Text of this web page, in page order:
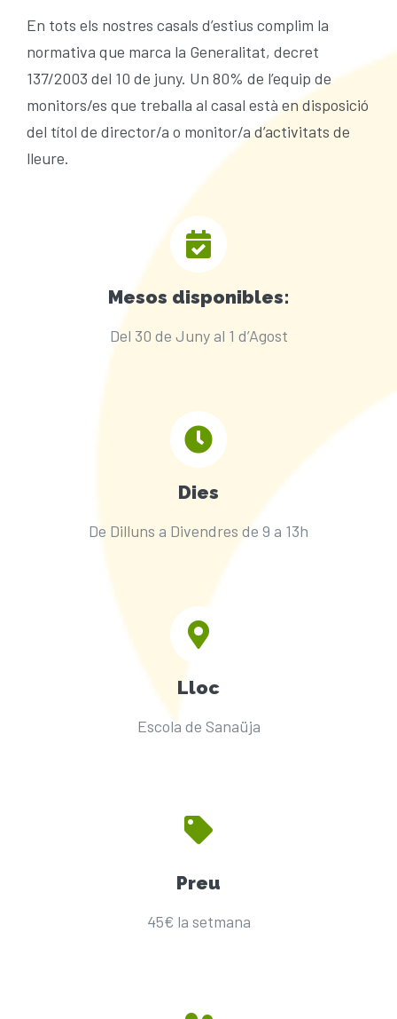
En tots els nostres casals d’estius complim la
normativa que marca la Generalitat, decret
137/2003 del 10 de juny. Un 80% de l’equip de
monitors/es que treballa al casal està en disposició
del títol de director/a o monitor/a d’activitats de
lleure.
Mesos disponibles:
Del 30 de Juny al 1 d’Agost
Dies
De Dilluns a Divendres de 9 a 13h
Lloc
Escola de Sanaüja
Preu
45€ la setmana